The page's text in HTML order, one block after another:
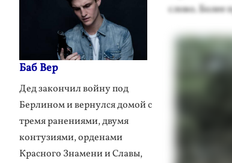
сло­во. Бо­лее
Баб Вер
Дед закончил войну под
Берлином и вернулся домой с
тремя ранениями, двумя
контузиями, орденами
Красного Знамени и Славы,